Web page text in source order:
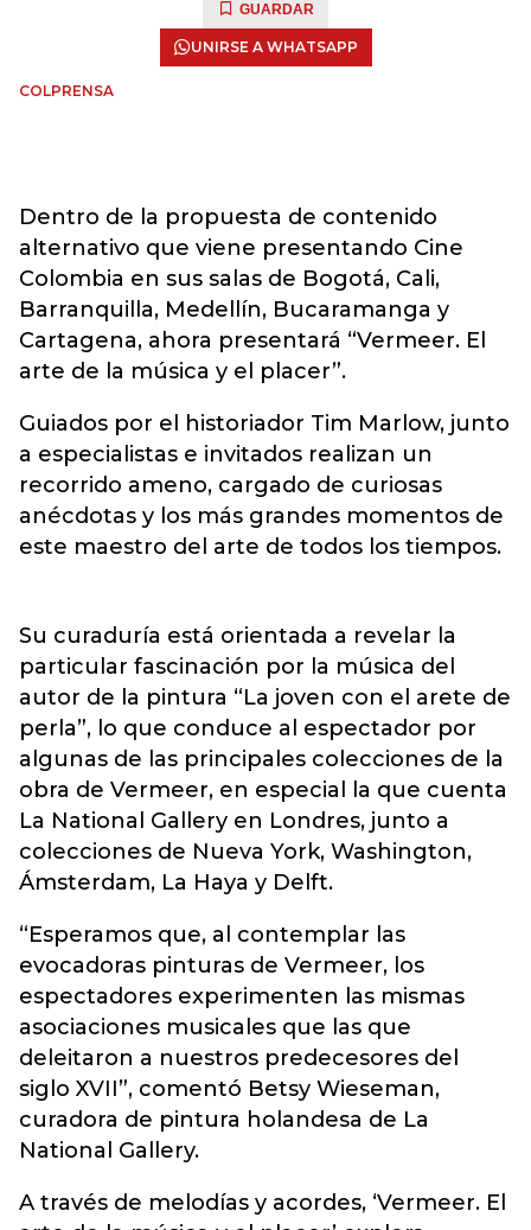
GUARDAR
UNIRSE A WHATSAPP
COLPRENSA
Dentro de la propuesta de contenido
alternativo que viene presentando Cine
Colombia en sus salas de Bogotá, Cali,
Barranquilla, Medellín, Bucaramanga y
Cartagena, ahora presentará “Vermeer. El
arte de la música y el placer”.
Guiados por el historiador Tim Marlow, junto
a especialistas e invitados realizan un
recorrido ameno, cargado de curiosas
anécdotas y los más grandes momentos de
este maestro del arte de todos los tiempos.
Su curaduría está orientada a revelar la
particular fascinación por la música del
autor de la pintura “La joven con el arete de
perla”, lo que conduce al espectador por
algunas de las principales colecciones de la
obra de Vermeer, en especial la que cuenta
La National Gallery en Londres, junto a
colecciones de Nueva York, Washington,
Ámsterdam, La Haya y Delft.
“Esperamos que, al contemplar las
evocadoras pinturas de Vermeer, los
espectadores experimenten las mismas
asociaciones musicales que las que
deleitaron a nuestros predecesores del
siglo XVII”, comentó Betsy Wieseman,
curadora de pintura holandesa de La
National Gallery.
A través de melodías y acordes, ‘Vermeer. El